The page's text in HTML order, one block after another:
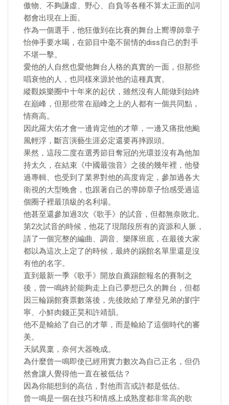
傲物、不夠謙虛、野心、自負等各種不算太正面的詞
都會出現在上面。
作為一個選手，他狂傲到在比賽的舞台上嚮導師章子
怡伸手要水喝，在節目中毫不留情的diss自己的對手
不堪一擊。
愛他的人自然也愛他舞台人格的真實的一面，但那些
唱衰他的人，也同樣來源於他的這種真實。
縱觀娛樂圈中十年來的起伏，雖然沒有人能做到始終
在巔峰，但那些常在巔峰之上的人都有一個共同點，
情商高。
因此羅大佑才會一邊肯定他的才華，一邊又痛批他颱
風輕浮，斷言演藝生涯必定還要再摔跟頭。
果然，這段二度在選秀節目奪冠的光環並沒有為他加
持太久，在結束《中國最強音》之後的幾年裡，他發
過專輯、也受到了業界對他的高度肯定，參加過各大
衛視的大型晚會，也跟著自己的導師章子怡感受過這
個圈子裡最頂級的名利場。
他甚至還參加過3次《歌手》的試音，但都無奈敗北。
第2次試音的時候，他花了現階段所有的資源和人脈，
請了一個完整的編曲、調音、樂隊班底，在最後大家
都以為這次上定了的時候，最終的踢館名單里還是沒
有他的名字。
直到最新一季《歌手》開放自薦踢館報名的賽制之
後，曾一鳴終於能夠走上自己夢想已久的舞台，但都
因三輪踢館賽票數落後，先後敗給了摩登兄弟的劉宇
寧、小鮮肉錢正昊和許靖韻。
他不是輸給了自己的才華，而是輸給了這個時代的審
美。
天賦異稟，奈何大器晚成。
為什麼曾一鳴即使已經用實力數次為自己正名，但仍
然會讓人覺得他一直在被低估？
因為你能想到的高估，對他而言或許都是低估。
曾一鳴是一個在技巧和情感上成熟度都非常高的歌